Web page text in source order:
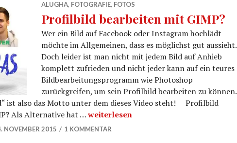
ALUGHA, FOTOGRAFIE, FOTOS
Profilbild bearbeiten mit GIMP?
Wer ein Bild auf Facebook oder Instagram hochlädt
möchte im Allgemeinen, dass es möglichst gut aussieht.
Doch leider ist man nicht mit jedem Bild auf Anhieb
komplett zufrieden und nicht jeder kann auf ein teures
Bildbearbeitungsprogramm wie Photoshop
zurückgreifen, um sein Profilbild bearbeiten zu können.
ist also das Motto unter dem dieses Video steht! Profilbild
Als Alternative hat …Profilbild bearbeiten mit GIMP?
weiterlesen
NOVEMBER 2015 1 KOMMENTAR